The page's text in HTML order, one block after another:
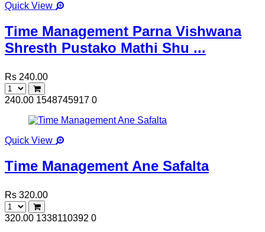
Quick View
Time Management Parna Vishwana
Shresth Pustako Mathi Shu ...
Rs 240.00
240.00 1548745917 0
Quick View
Time Management Ane Safalta
Rs 320.00
320.00 1338110392 0